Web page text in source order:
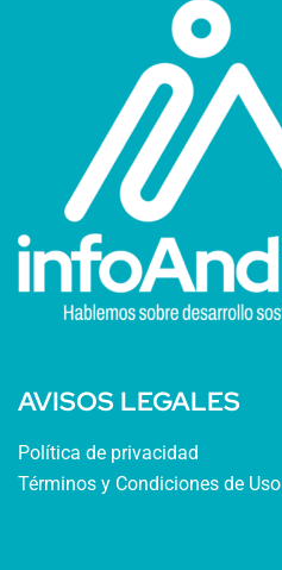
AVISOS LEGALES
Política de privacidad
Términos y Condiciones de Uso